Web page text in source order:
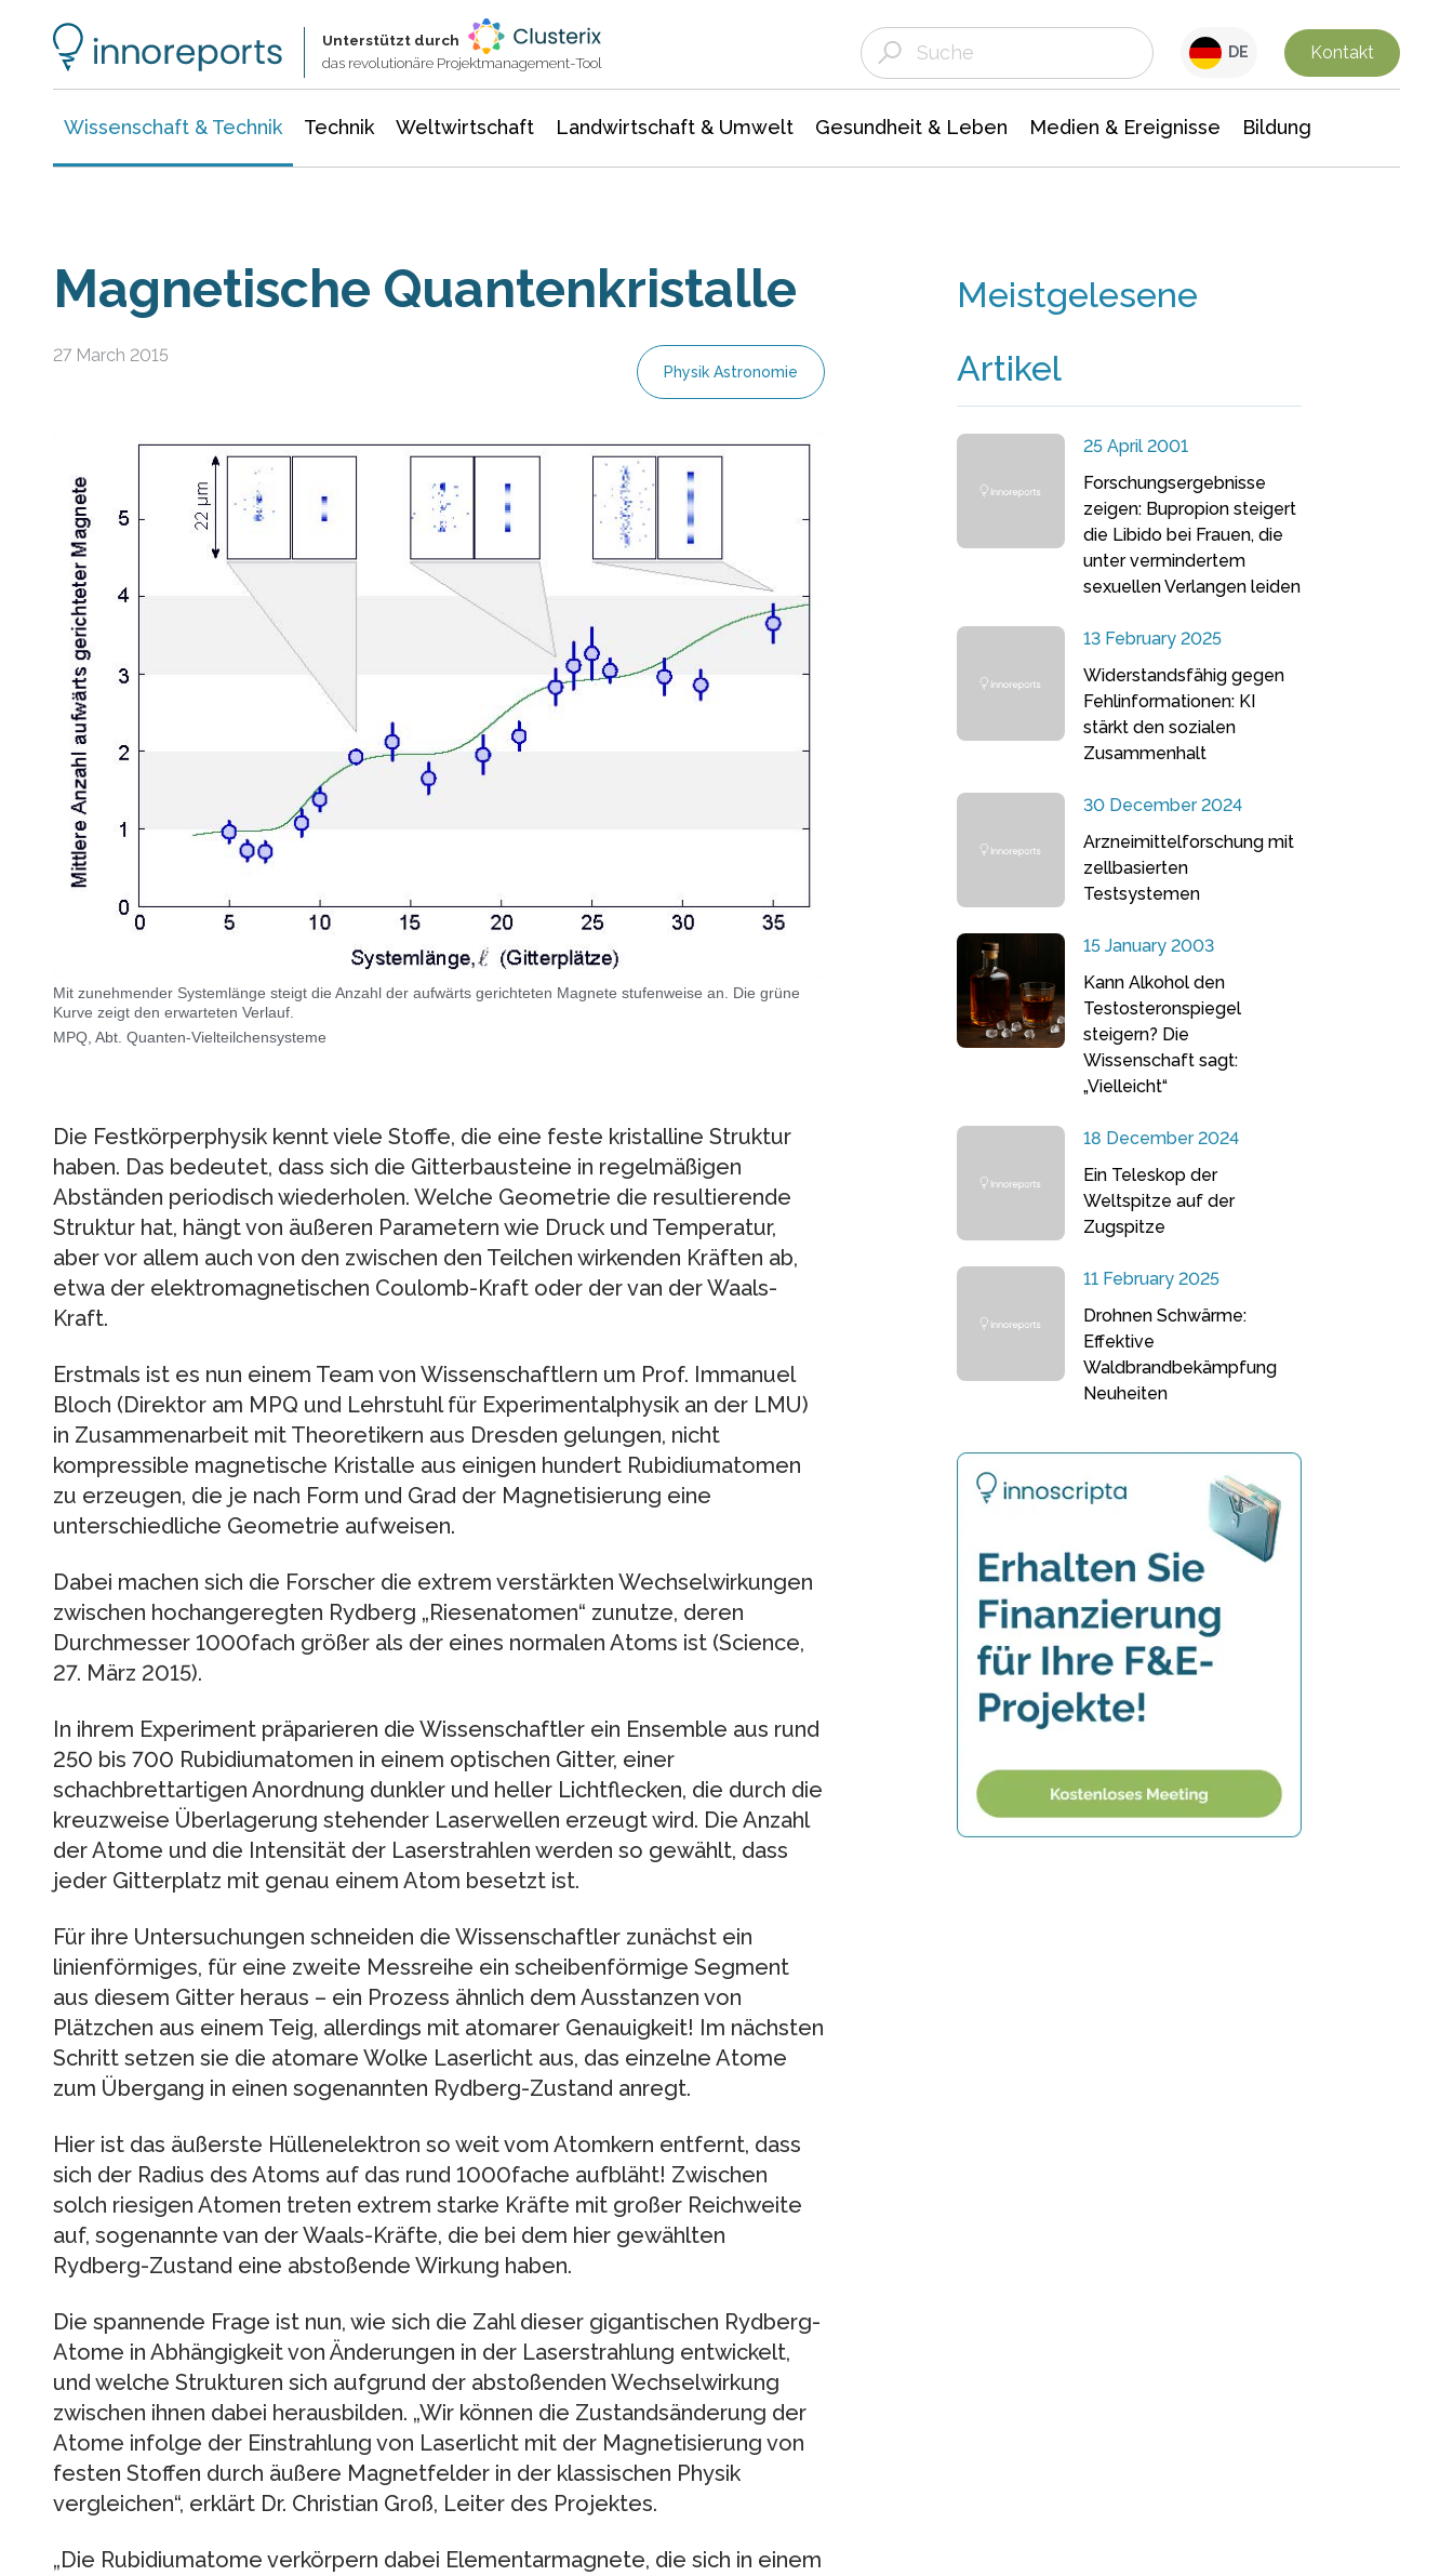
Unterstützt durch
das revolutionäre Projektmanagement-Tool
DE Kontakt
Wissenschaft & Technik Technik Weltwirtschaft Landwirtschaft & Umwelt Gesundheit & Leben Medien & Ereignisse Bildung
Magnetische Quantenkristalle
27 March 2015
Physik Astronomie
Mit zunehmender Systemlänge steigt die Anzahl der aufwärts gerichteten Magnete stufenweise an. Die grüne
Kurve zeigt den erwarteten Verlauf.
MPQ, Abt. Quanten-Vielteilchensysteme
Die Festkörperphysik kennt viele Stoffe, die eine feste kristalline Struktur
haben. Das bedeutet, dass sich die Gitterbausteine in regelmäßigen
Abständen periodisch wiederholen. Welche Geometrie die resultierende
Struktur hat, hängt von äußeren Parametern wie Druck und Temperatur,
aber vor allem auch von den zwischen den Teilchen wirkenden Kräften ab,
etwa der elektromagnetischen Coulomb-Kraft oder der van der Waals-
Kraft.
Erstmals ist es nun einem Team von Wissenschaftlern um Prof. Immanuel
Bloch (Direktor am MPQ und Lehrstuhl für Experimentalphysik an der LMU)
in Zusammenarbeit mit Theoretikern aus Dresden gelungen, nicht
kompressible magnetische Kristalle aus einigen hundert Rubidiumatomen
zu erzeugen, die je nach Form und Grad der Magnetisierung eine
unterschiedliche Geometrie aufweisen.
Dabei machen sich die Forscher die extrem verstärkten Wechselwirkungen
zwischen hochangeregten Rydberg „Riesenatomen“ zunutze, deren
Durchmesser 1000fach größer als der eines normalen Atoms ist (Science,
27. März 2015).
In ihrem Experiment präparieren die Wissenschaftler ein Ensemble aus rund
250 bis 700 Rubidiumatomen in einem optischen Gitter, einer
schachbrettartigen Anordnung dunkler und heller Lichtflecken, die durch die
kreuzweise Überlagerung stehender Laserwellen erzeugt wird. Die Anzahl
der Atome und die Intensität der Laserstrahlen werden so gewählt, dass
jeder Gitterplatz mit genau einem Atom besetzt ist.
Für ihre Untersuchungen schneiden die Wissenschaftler zunächst ein
linienförmiges, für eine zweite Messreihe ein scheibenförmige Segment
aus diesem Gitter heraus – ein Prozess ähnlich dem Ausstanzen von
Plätzchen aus einem Teig, allerdings mit atomarer Genauigkeit! Im nächsten
Schritt setzen sie die atomare Wolke Laserlicht aus, das einzelne Atome
zum Übergang in einen sogenannten Rydberg-Zustand anregt.
Hier ist das äußerste Hüllenelektron so weit vom Atomkern entfernt, dass
sich der Radius des Atoms auf das rund 1000fache aufbläht! Zwischen
solch riesigen Atomen treten extrem starke Kräfte mit großer Reichweite
auf, sogenannte van der Waals-Kräfte, die bei dem hier gewählten
Rydberg-Zustand eine abstoßende Wirkung haben.
Die spannende Frage ist nun, wie sich die Zahl dieser gigantischen Rydberg-
Atome in Abhängigkeit von Änderungen in der Laserstrahlung entwickelt,
und welche Strukturen sich aufgrund der abstoßenden Wechselwirkung
zwischen ihnen dabei herausbilden. „Wir können die Zustandsänderung der
Atome infolge der Einstrahlung von Laserlicht mit der Magnetisierung von
festen Stoffen durch äußere Magnetfelder in der klassischen Physik
vergleichen“, erklärt Dr. Christian Groß, Leiter des Projektes.
„Die Rubidiumatome verkörpern dabei Elementarmagnete, die sich in einem
Meistgelesene
Artikel
25 April 2001
Forschungsergebnisse
zeigen: Bupropion steigert
die Libido bei Frauen, die
unter vermindertem
sexuellen Verlangen leiden
13 February 2025
Widerstandsfähig gegen
Fehlinformationen: KI
stärkt den sozialen
Zusammenhalt
30 December 2024
Arzneimittelforschung mit
zellbasierten
Testsystemen
15 January 2003
Kann Alkohol den
Testosteronspiegel
steigern? Die
Wissenschaft sagt:
„Vielleicht“
18 December 2024
Ein Teleskop der
Weltspitze auf der
Zugspitze
11 February 2025
Drohnen Schwärme:
Effektive
Waldbrandbekämpfung
Neuheiten